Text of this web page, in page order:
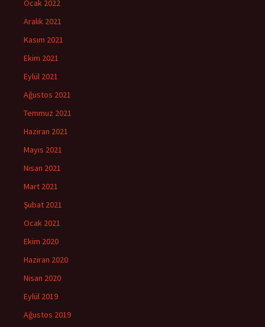
Ocak 2022
Aralık 2021
Kasım 2021
Ekim 2021
Eylül 2021
Ağustos 2021
Temmuz 2021
Haziran 2021
Mayıs 2021
Nisan 2021
Mart 2021
Şubat 2021
Ocak 2021
Ekim 2020
Haziran 2020
Nisan 2020
Eylül 2019
Ağustos 2019